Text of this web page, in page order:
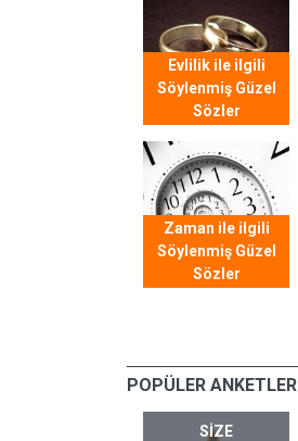
Evlilik ile ilgili
Söylenmiş Güzel
Sözler
Zaman ile ilgili
Söylenmiş Güzel
Sözler
POPÜLER ANKETLER
SIZE